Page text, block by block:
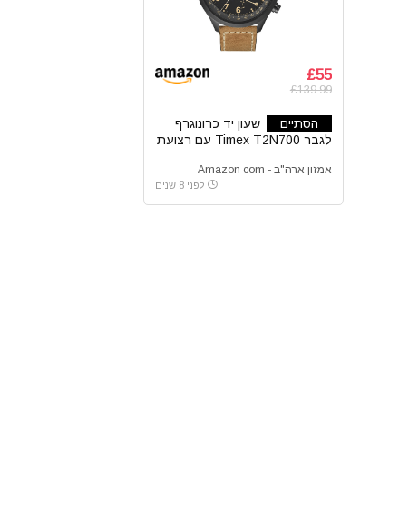
£55
£139.99
הסתיים
שעון יד כרונוגרף
לגבר Timex T2N700 עם רצועת
אמזון ארה"ב - Amazon com
לפני 8 שנים